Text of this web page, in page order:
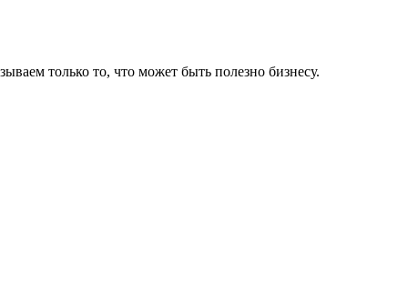
только то, что может быть полезно бизнесу.